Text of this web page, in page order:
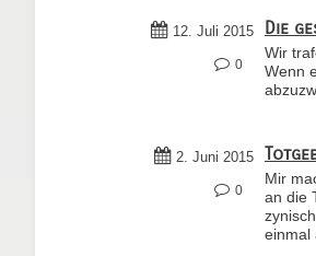
12. Juli 2015
0
Die
Wir
Wenn
2. Juni 2015
0
Mir
an die
einmal